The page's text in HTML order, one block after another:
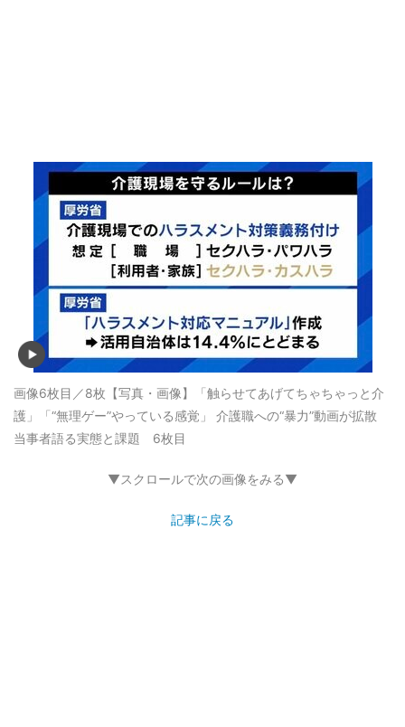
画像6枚目／8枚 【写真・画像】「触らせてあげてちゃちゃっと介
護」「“無理ゲー”やっている感覚」 介護職への“暴力”動画が拡散
当事者語る実態と課題 6枚目
▼スクロールで次の画像をみる▼
記事に戻る